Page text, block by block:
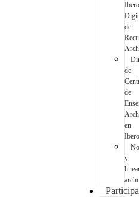
de
de
de
en
y
Participa